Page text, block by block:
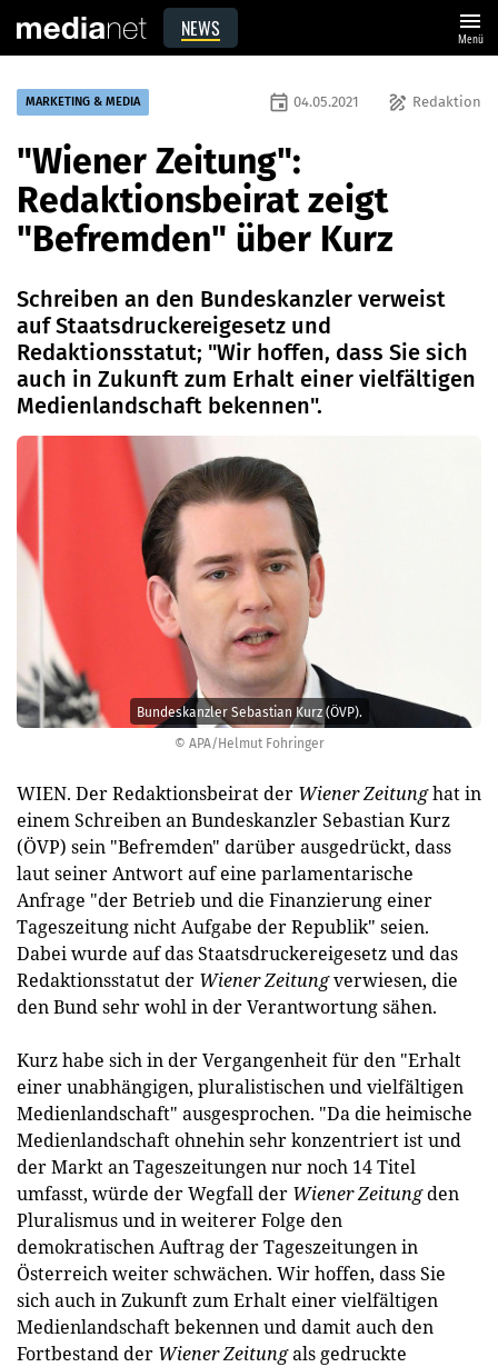
NEWS menu
Menü
© APA/Helmut Fohringer
Bundeskanzler Sebastian Kurz (ÖVP).
MARKETING & MEDIA draw Redaktion
event 04.05.2021
"Wiener Zeitung":
Redaktionsbeirat zeigt
"Befremden" über Kurz
Schreiben an den Bundeskanzler verweist
auf Staatsdruckereigesetz und
Redaktionsstatut; "Wir hoffen, dass Sie sich
auch in Zukunft zum Erhalt einer vielfältigen
Medienlandschaft bekennen".
WIEN. Der Redaktionsbeirat der Wiener Zeitunghat in
einem Schreiben an Bundeskanzler Sebastian Kurz
(ÖVP) sein "Befremden" darüber ausgedrückt, dass
laut seiner Antwort auf eine parlamentarische
Anfrage "der Betrieb und die Finanzierung einer
Tageszeitung nicht Aufgabe der Republik" seien.
Dabei wurde auf das Staatsdruckereigesetz und das
Redaktionsstatut der Wiener Zeitungverwiesen, die
den Bund sehr wohl in der Verantwortung sähen.
Kurz habe sich in der Vergangenheit für den "Erhalt
einer unabhängigen, pluralistischen und vielfältigen
Medienlandschaft" ausgesprochen. "Da die heimische
Medienlandschaft ohnehin sehr konzentriert ist und
der Markt an Tageszeitungen nur noch 14 Titel
umfasst, würde der Wegfall der Wiener Zeitungden
Pluralismus und in weiterer Folge den
demokratischen Auftrag der Tageszeitungen in
Österreich weiter schwächen. Wir hoffen, dass Sie
sich auch in Zukunft zum Erhalt einer vielfältigen
Medienlandschaft bekennen und damit auch den
Fortbestand der Wiener Zeitungals gedruckte